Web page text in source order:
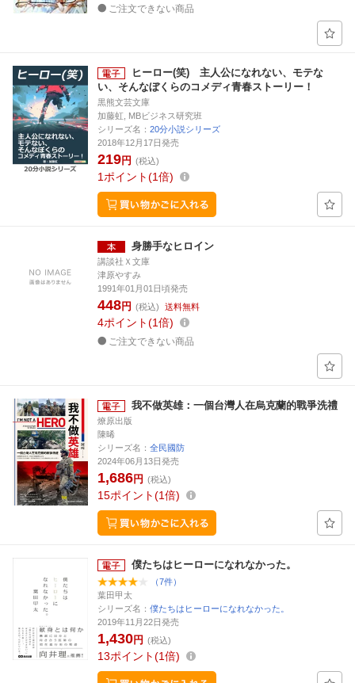
ご注文できない商品
ヒーロー(笑) 主人公になれない、モテな
い、そんなぼくらのコメディ青春ストーリー！
黒熊文芸文庫
加藤虹, MBビジネス研究班
シリーズ名： 20分小説シリーズ
2018年12月17日発売
219円 (税込)
1 ポイント 1倍
身勝手なヒロイン
講談社Ｘ文庫
津原やすみ
1991年01月01日頃発売
448円 (税込) 送料無料
4ポイント 1倍
ご注文できない商品
我不做英雄：一個台灣人在烏克蘭的戰爭洗禮
燎原出版
陳晞
シリーズ名： 全民國防
2024年06月13日発売
1,686円 (税込)
15ポイント 1倍
僕たちはヒーローになれなかった。
（7件）
葉田甲太
シリーズ名： 僕たちはヒーローになれなかった。
2019年11月22日発売
1,430円 (税込)
13ポイント 1倍